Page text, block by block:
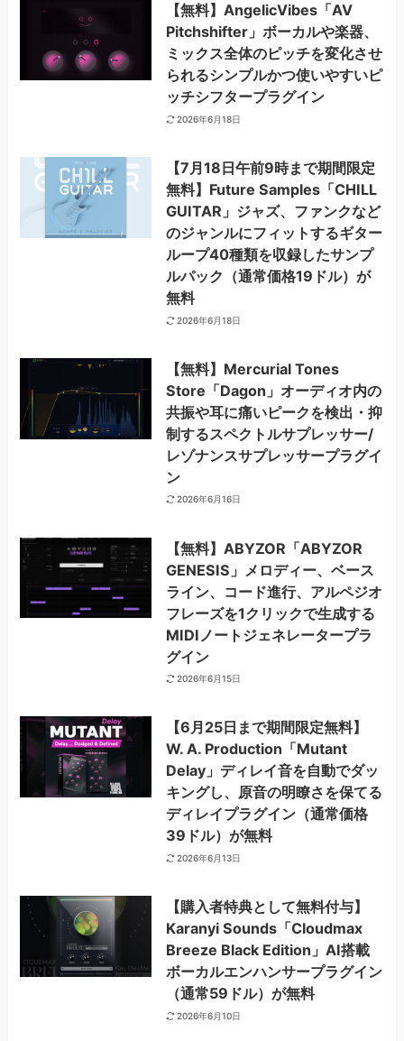
【無料】AngelicVibes「AV
Pitchshifter」ボーカルや楽器、
ミックス全体のピッチを変化させ
られるシンプルかつ使いやすいピ
ッチシフタープラグイン
2026年6月18日
【7月18日午前9時まで期間限定
無料】Future Samples「CHILL
GUITAR」ジャズ、ファンクなど
のジャンルにフィットするギター
ループ40種類を収録したサンプ
ルパック（通常価格19ドル）が
無料
2026年6月18日
【無料】Mercurial Tones
Store「Dagon」オーディオ内の
共振や耳に痛いピークを検出・抑
制するスペクトルサプレッサー/
レゾナンスサプレッサープラグイ
ン
2026年6月16日
【無料】ABYZOR「ABYZOR
GENESIS」メロディー、ベース
ライン、コード進行、アルペジオ
フレーズを1クリックで生成する
MIDIノートジェネレータープラ
グイン
2026年6月15日
【6月25日まで期間限定無料】
W. A. Production「Mutant
Delay」ディレイ音を自動でダッ
キングし、原音の明瞭さを保てる
ディレイプラグイン（通常価格
39ドル）が無料
2026年6月13日
【購入者特典として無料付与】
Karanyi Sounds「Cloudmax
Breeze Black Edition」AI搭載
ボーカルエンハンサープラグイン
（通常59ドル）が無料
2026年6月10日